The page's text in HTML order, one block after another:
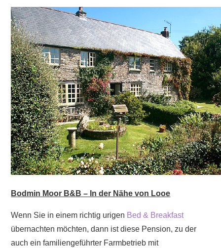
Ihren
Urlaub
Bodmin Moor B&B – In der Nähe von Looe
Wenn Sie in einem richtig urigen Bed & Breakfast
übernachten möchten, dann ist diese Pension, zu der
auch ein familiengeführter Farmbetrieb mit